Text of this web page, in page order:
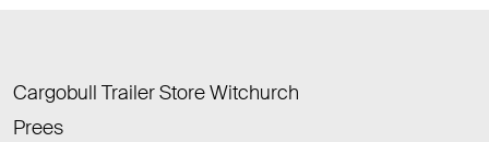
Cargobull Trailer Store Witchurch
Prees